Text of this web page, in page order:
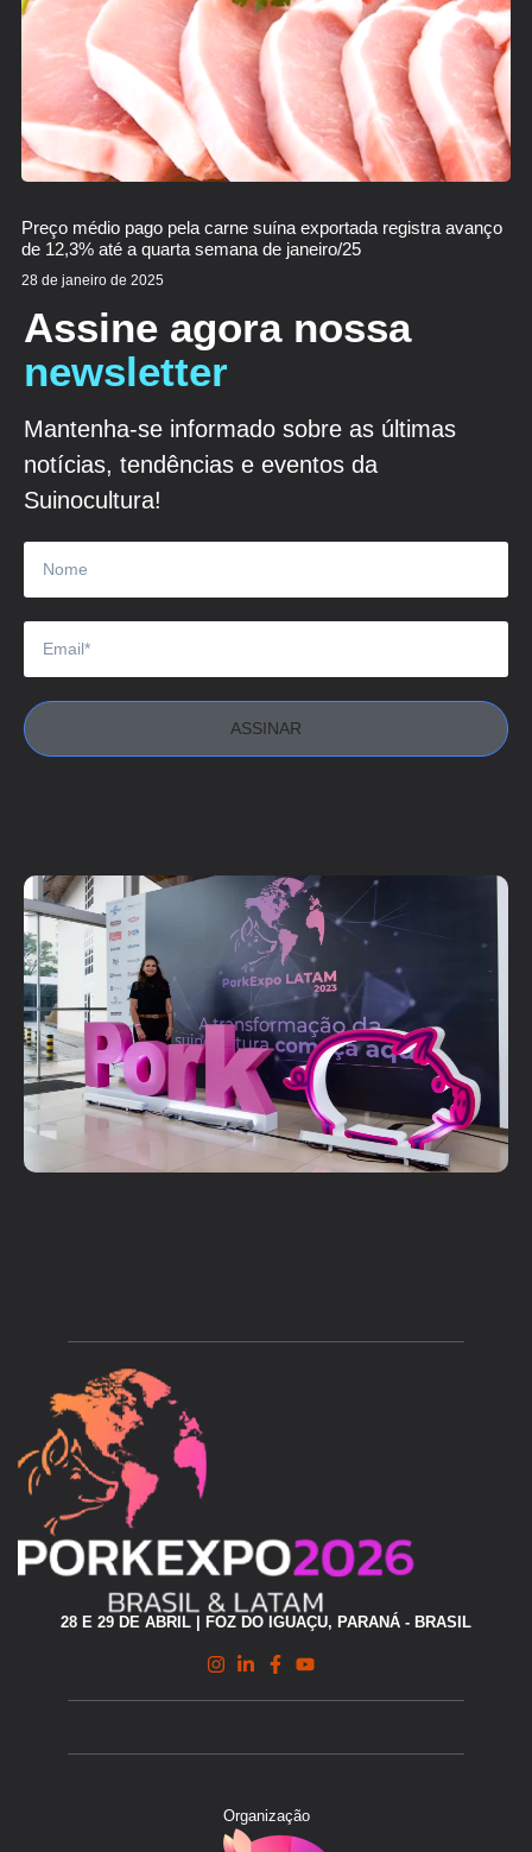
Preço médio pago pela carne suína exportada registra avanço
de 12,3% até a quarta semana de janeiro/25
28 de janeiro de 2025
Assine agora nossa
newsletter
Mantenha-se informado sobre as últimas
notícias, tendências e eventos da
Suinocultura!
ASSINAR
28 E 29 DE ABRIL | FOZ DO IGUAÇU, PARANÁ - BRASIL
Organização